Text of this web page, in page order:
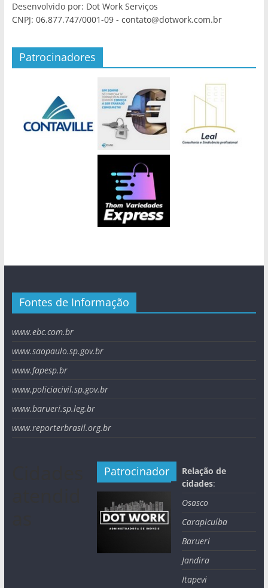
Desenvolvido por: Dot Work Serviços
CNPJ: 06.877.747/0001-09 - contato@dotwork.com.br
Patrocinadores
Fontes de Informação
www.ebc.com.br
www.saopaulo.sp.gov.br
www.fapesp.br
www.policiacivil.sp.gov.br
www.barueri.sp.leg.br
www.reporterbrasil.org.br
Patrocinador
Relação de
cidades:
Osasco
Carapicuíba
Barueri
Jandira
Itapevi